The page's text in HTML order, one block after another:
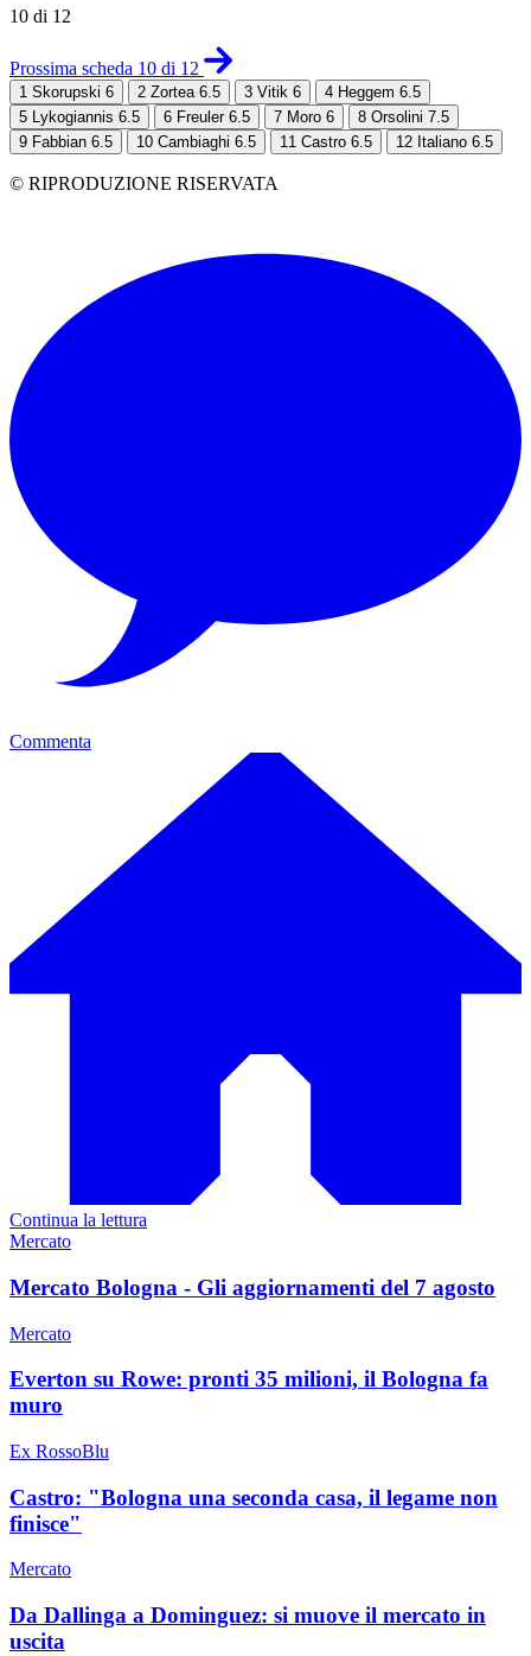
10 di 12
Prossima scheda 10 di 12
1 Skorupski 6 2 Zortea 6.5 3 Vitik 6 4 Heggem 6.5
5
Lykogiannis 6.5 6 Freuler 6.5 7 Moro 6 8 Orsolini 7.5
9 Fabbian 6.5 10 Cambiaghi 6.5 11 Castro 6.5 12 Italiano 6.5
© RIPRODUZIONE RISERVATA
Commenta
Continua la lettura
Mercato
Mercato Bologna - Gli aggiornamenti del 7 agosto
Mercato
Everton su Rowe: pronti 35 milioni, il Bologna fa
muro
Ex RossoBlu
Castro: "Bologna una seconda casa, il legame non
finisce"
Mercato
Da Dallinga a Dominguez: si muove il mercato in
uscita